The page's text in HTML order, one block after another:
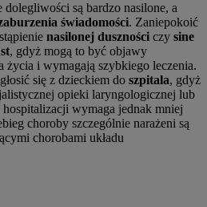
dolegliwości są bardzo nasilone, a
świadomości. Zaniepokoić
nasilonej duszności czy sine
, gdyż mogą to być objawy
życia i wymagają szybkiego leczenia.
się z dzieckiem do szpitala, gdyż
opieki laryngologicznej lub
wymaga jednak mniej
choroby szczególnie narażeni są
chorobami układu